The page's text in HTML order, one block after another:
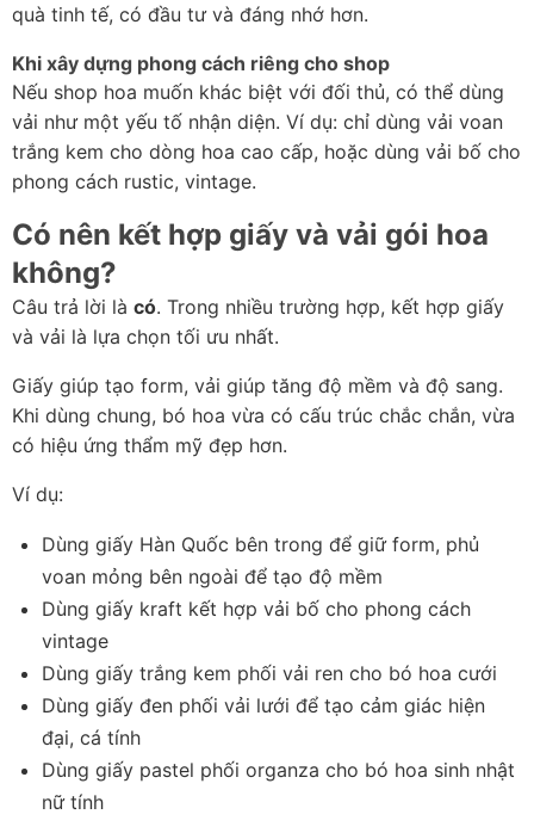
quà tinh tế, có đầu tư và đáng nhớ hơn.
Khi xây dựng phong cách riêng cho shop
Nếu shop hoa muốn khác biệt với đối thủ, có thể dùng
vải như một yếu tố nhận diện. Ví dụ: chỉ dùng vải voan
trắng kem cho dòng hoa cao cấp, hoặc dùng vải bố cho
phong cách rustic, vintage.
Có nên kết hợp giấy và vải gói hoa
không?
Câu trả lời là có. Trong nhiều trường hợp, kết hợp giấy
và vải là lựa chọn tối ưu nhất.
Giấy giúp tạo form, vải giúp tăng độ mềm và độ sang.
Khi dùng chung, bó hoa vừa có cấu trúc chắc chắn, vừa
có hiệu ứng thẩm mỹ đẹp hơn.
Ví dụ:
Dùng giấy Hàn Quốc bên trong để giữ form, phủ
voan mỏng bên ngoài để tạo độ mềm
Dùng giấy kraft kết hợp vải bố cho phong cách
vintage
Dùng giấy trắng kem phối vải ren cho bó hoa cưới
Dùng giấy đen phối vải lưới để tạo cảm giác hiện
đại, cá tính
Dùng giấy pastel phối organza cho bó hoa sinh nhật
nữ tính